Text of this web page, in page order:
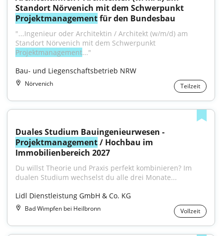
Projektmanagement für den Bundesbau
"...Ingenieur oder Architektin / Architekt (w/m/d) am
Projektmanagement..."
Bau- und Liegenschaftsbetrieb NRW
Nörvenich Teilzeit
Projektmanagement / Hochbau im
Immobilienbereich 2027
Du willst Theorie und Praxis perfekt kombinieren? Im
dualen Studium wechselst du alle drei Monate...
Lidl Dienstleistung GmbH & Co. KG
Bad Wimpfen bei Heilbronn Vollzeit